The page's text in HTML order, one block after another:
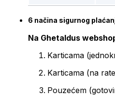
6 načina sigurnog
Na Ghetaldus
Karticama
Karticama (na
Pouzećem